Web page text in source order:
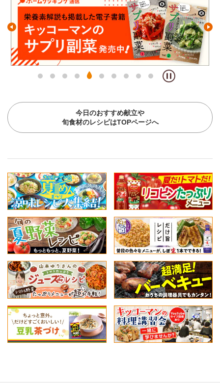
今日のおすすめ献立や
旬食材のレシピはTOPページへ